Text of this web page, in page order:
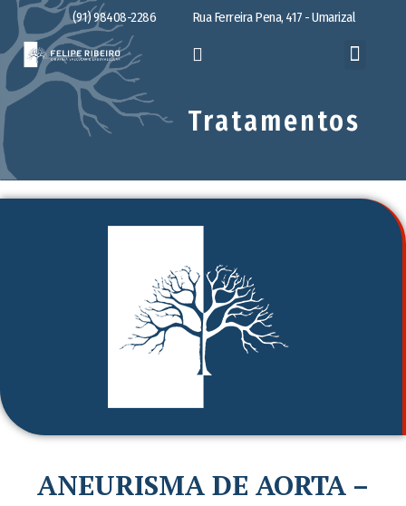
(91) 98408-2286 Rua Ferreira Pena, 417 - Umarizal
Tratamentos
ANEURISMA DE AORTA –